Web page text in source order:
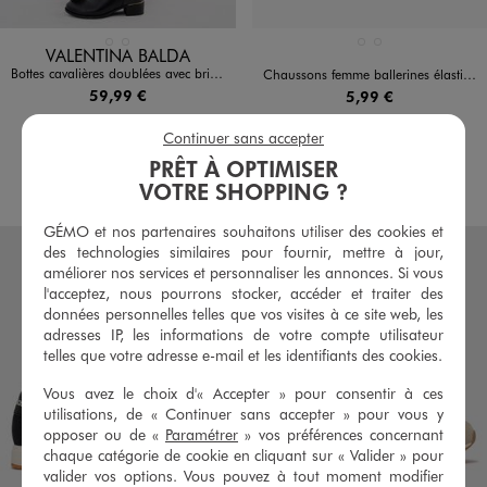
Disponible en 2 coloris
VALENTINA BALDA
Bottes cavalières doublées avec bride cheville femme - Valentina Baldano
59,99 €
4.5/5 de moyenne
(163 avis)
AU PANIER
Chaussons femme ballerines élastiquées en velours
5,99 €
PRÊT À OPTIMISER
VOTRE SHOPPING ?
GÉMO et nos partenaires souhaitons utiliser des cookies et
des technologies similaires pour fournir, mettre à jour,
améliorer nos services et personnaliser les annonces. Si vous
l'acceptez, nous pourrons stocker, accéder et traiter des
données personnelles telles que vos visites à ce site web, les
adresses IP, les informations de votre compte utilisateur
telles que votre adresse e-mail et les identifiants des cookies.
Vous avez le choix d'« Accepter » pour consentir à ces
utilisations, de « Continuer sans accepter » pour vous y
opposer ou de « Paramétrer » vos préférences concernant
chaque catégorie de cookie en cliquant sur « Valider » pour
valider vos options. Vous pouvez à tout moment modifier
Continuer sans accepter